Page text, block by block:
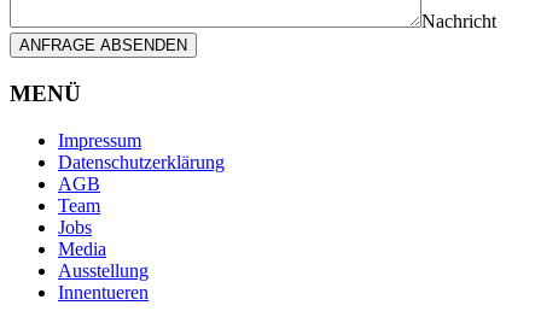
Nachricht
ANFRAGE ABSENDEN
MENÜ
Impressum
Datenschutzerklärung
AGB
Team
Jobs
Media
Ausstellung
Innentueren